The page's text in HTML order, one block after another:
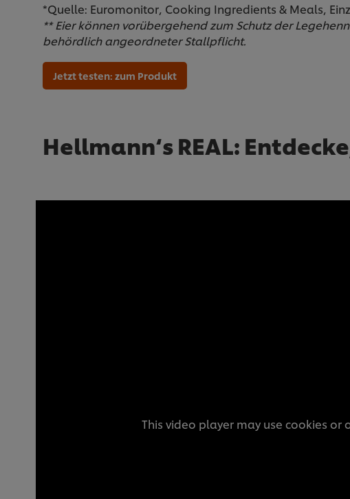
*Quelle: Euromonitor, Cooking Ingredients & Meals,
** Eier können vorübergehend zum Schutz der
behördlich angeordneter Stallpflicht.
Jetzt testen: zum Produkt
Hellmann‘s REAL:
This video player may use cookies